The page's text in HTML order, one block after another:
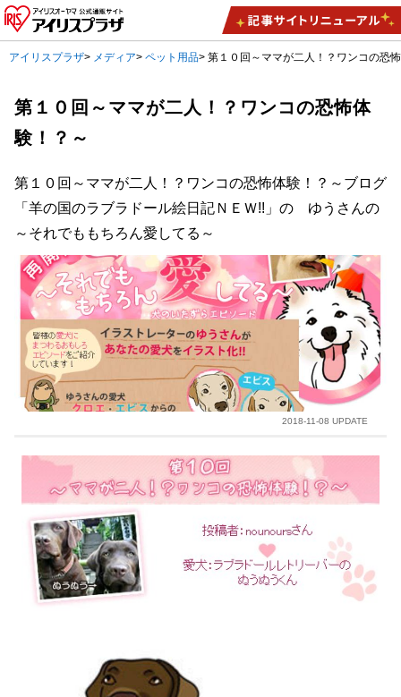
アイリスプラザ> メディア>ペット用品>第１０回～ママが二人！？ワンコの恐
第１０回～ママが二人！？ワンコの恐怖体
験！？～
第１０回～ママが二人！？ワンコの恐怖体験！？～ブログ
「羊の国のラブラドール絵日記ＮＥＷ!!」の ゆうさんの
～それでももちろん愛してる～
2018-11-08 UPDATE